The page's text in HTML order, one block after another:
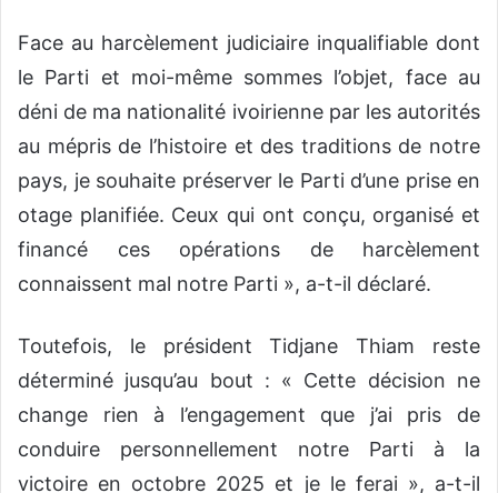
Face au harcèlement judiciaire inqualifiable dont
le Parti et moi-même sommes l’objet, face au
déni de ma nationalité ivoirienne par les autorités
au mépris de l’histoire et des traditions de notre
pays, je souhaite préserver le Parti d’une prise en
otage planifiée. Ceux qui ont conçu, organisé et
financé ces opérations de harcèlement
connaissent mal notre Parti », a-t-il déclaré.
Toutefois, le président Tidjane Thiam reste
déterminé jusqu’au bout : « Cette décision ne
change rien à l’engagement que j’ai pris de
conduire personnellement notre Parti à la
victoire en octobre 2025 et je le ferai », a-t-il